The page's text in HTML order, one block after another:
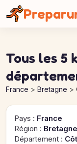
Tous les 5
France Bretagne
Pays : France
Région : Bretagne
Département :
Panneau de gestion